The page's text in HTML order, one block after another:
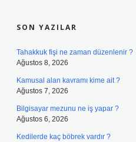
SON YAZILAR
Tahakkuk fişi ne zaman düzenlenir ?
Ağustos 8, 2026
Kamusal alan kavramı kime ait ?
Ağustos 7, 2026
Bilgisayar mezunu ne iş yapar ?
Ağustos 6, 2026
Kedilerde kaç böbrek vardır ?